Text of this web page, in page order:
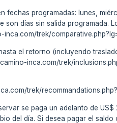
programadas: lunes,
días sin salida programada.
trek/
el retorno (incluyendo
inca.com/trek/
trek/
se paga un adelanto de US$
del día. Si desea pagar el